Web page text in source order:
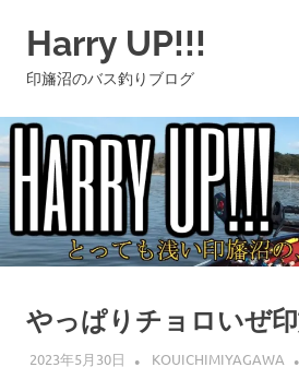
ツ
へ
ス
キ
ッ
プ
Harry UP!!!
印旛沼のバス釣りブログ
やっぱりチョロいぜ印
2023年5月30日 KOUICHIMIYAGAWA